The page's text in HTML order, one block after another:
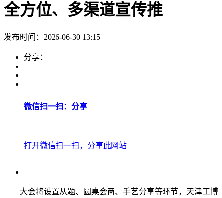
全方位、多渠道宣传推
发布时间：2026-06-30 13:15
分享：
微信扫一扫：分享
打开微信扫一扫，分享此网站
大会将设置从题、圆桌会商、手艺分享等环节，天津工博